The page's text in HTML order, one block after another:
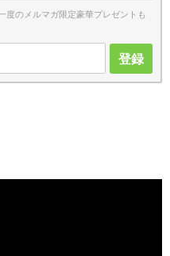
度のメルマガ限定豪華プレゼントも
登録